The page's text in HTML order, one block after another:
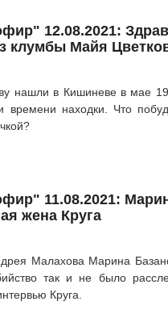
12.08.2021:
клумбы Майя
нашли в Кишиневе в мае
времени находки. Что
11.08.2021:
жена Круга
Малахова Марина
так и не было
Круга.